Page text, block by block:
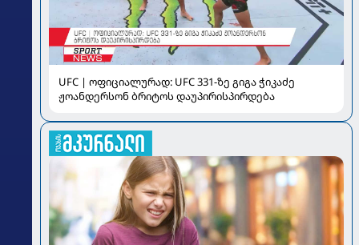
UFC | ოფიციალურად: UFC 331-ზე გიგა ჭიკაძე
ჟოანდერსონ ბრიტოს დაუპირისპირდება